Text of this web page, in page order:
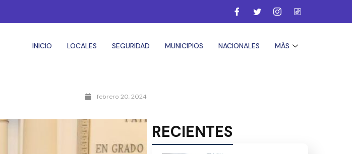
INICIO LOCALES SEGURIDAD MUNICIPIOS NACIONALES MÁS
febrero 20, 2024
RECIENTES